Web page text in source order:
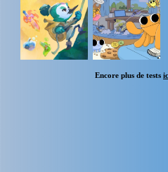
Encore plus de tests